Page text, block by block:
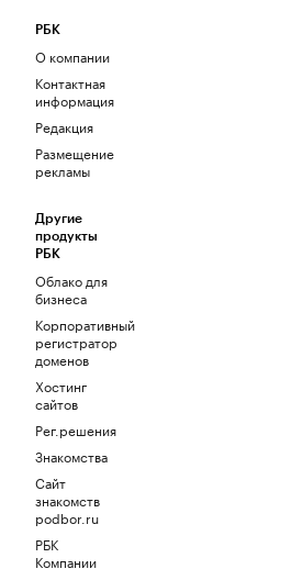
РБК
О компании
Контактная
информация
Редакция
Размещение
рекламы
Другие
продукты
РБК
Облако для
бизнеса
Корпоративный
регистратор
доменов
Хостинг
сайтов
Рег.решения
Знакомства
Сайт
знакомств
podbor.ru
РБК
Компании